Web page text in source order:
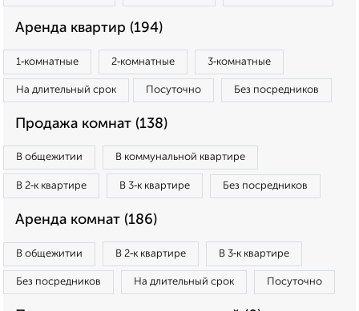
Аренда квартир (194)
1‑комнатные 2‑комнатные 3‑комнатные
На длительный срок Посуточно Без посредников
Продажа комнат (138)
В общежитии В коммунальной квартире
В 2‑к квартире В 3‑к квартире Без посредников
Аренда комнат (186)
В общежитии В 2‑к квартире В 3‑к квартире
Без посредников На длительный срок Посуточно